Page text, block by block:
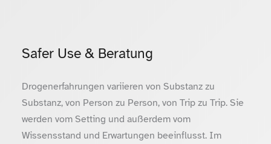
Safer Use & Beratung
Drogenerfahrungen variieren von Substanz zu
Substanz, von Person zu Person, von Trip zu Trip. Sie
werden vom Setting und außerdem vom
Wissensstand und Erwartungen beeinflusst. Im